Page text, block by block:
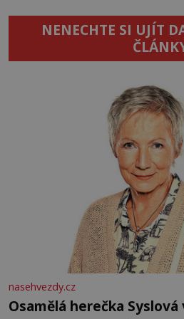
NENECHTE SI UJÍT
nasehvezdy.cz
Osamělá herečka